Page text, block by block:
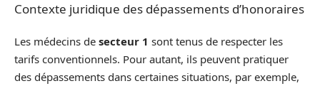
Contexte juridique des dépassements d’honoraires
Les médecins de secteur 1 sont tenus de respecter les
tarifs conventionnels. Pour autant, ils peuvent pratiquer
des dépassements dans certaines situations, par exemple,